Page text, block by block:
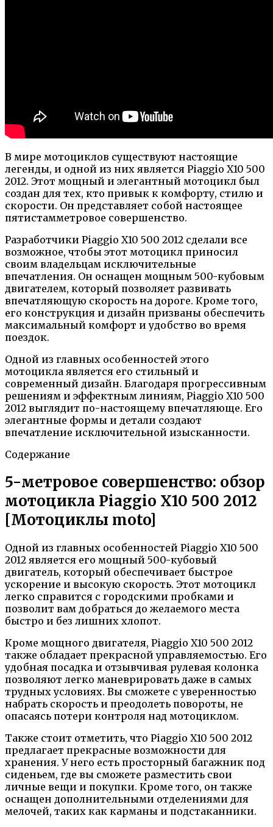
В мире мотоциклов существуют настоящие
легенды, и одной из них является Piaggio X10 500
2012. Этот мощный и элегантный мотоцикл был
создан для тех, кто привык к комфорту, стилю и
скорости. Он представляет собой настоящее
пятистамметровое совершенство.
Разработчики Piaggio X10 500 2012 сделали все
возможное, чтобы этот мотоцикл приносил
своим владельцам исключительные
впечатления. Он оснащен мощным 500-кубовым
двигателем, который позволяет развивать
впечатляющую скорость на дороге. Кроме того,
его конструкция и дизайн призваны обеспечить
максимальный комфорт и удобство во время
поездок.
Одной из главных особенностей этого
мотоцикла является его стильный и
современный дизайн. Благодаря прогрессивным
решениям и эффектным линиям, Piaggio X10 500
2012 выглядит по-настоящему впечатляюще. Его
элегантные формы и детали создают
впечатление исключительной изысканности.
Содержание
5-метровое совершенство: обзор
мотоцикла Piaggio X10 500 2012
[Мотоциклы moto]
Одной из главных особенностей Piaggio X10 500
2012 является его мощный 500-кубовый
двигатель, который обеспечивает быстрое
ускорение и высокую скорость. Этот мотоцикл
легко справится с городскими пробками и
позволит вам добраться до желаемого места
быстро и без лишних хлопот.
Кроме мощного двигателя, Piaggio X10 500 2012
также обладает прекрасной управляемостью. Его
удобная посадка и отзывчивая рулевая колонка
позволяют легко маневрировать даже в самых
трудных условиях. Вы сможете с уверенностью
набрать скорость и преодолеть повороты, не
опасаясь потери контроля над мотоциклом.
Также стоит отметить, что Piaggio X10 500 2012
предлагает прекрасные возможности для
хранения. У него есть просторный багажник под
сиденьем, где вы сможете разместить свои
личные вещи и покупки. Кроме того, он также
оснащен дополнительными отделениями для
мелочей, таких как карманы и подстаканники.